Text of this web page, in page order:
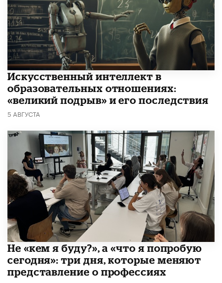
​Искусственный интеллект в
образовательных отношениях:
«великий подрыв» и его последствия
5 АВГУСТА
Не «кем я буду?», а «что я попробую
сегодня»: три дня, которые меняют
представление о профессиях